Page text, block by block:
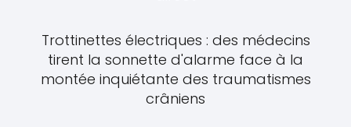
Trottinettes électriques : des médecins
tirent la sonnette d'alarme face à la
montée inquiétante des traumatismes
crâniens